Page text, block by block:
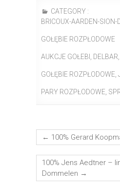
CATEGORY :
BRICOUX-AARDEN-SION-
GOŁĘBIE ROZPŁODOWE
AUKCJE GOŁEBI DELBAR
GOŁĘBIE ROZPŁODOWE
PARY ROZPŁODOWE
← 100% Gerard
100% Jens Aedtner –
Dommelen →